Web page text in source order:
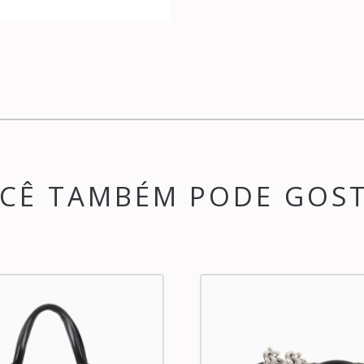
TAMBÉM PODE